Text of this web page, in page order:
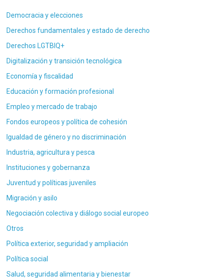
Democracia y elecciones
Derechos fundamentales y estado de derecho
Derechos LGTBIQ+
Digitalización y transición tecnológica
Economía y fiscalidad
Educación y formación profesional
Empleo y mercado de trabajo
Fondos europeos y política de cohesión
Igualdad de género y no discriminación
Industria, agricultura y pesca
Instituciones y gobernanza
Juventud y políticas juveniles
Migración y asilo
Negociación colectiva y diálogo social europeo
Otros
Política exterior, seguridad y ampliación
Política social
Salud, seguridad alimentaria y bienestar